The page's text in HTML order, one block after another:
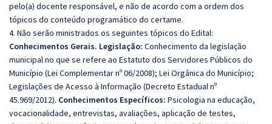
pelo(a) docente responsável, e não de acordo com a ordem dos
tópicos do conteúdo programático do certame.
4. Não serão ministrados os seguintes tópicos do Edital:
Conhecimentos Gerais. Legislação: Conhecimento da legislação
municipal no que se refere ao Estatuto dos Servidores Públicos do
Município (Lei Complementar nº 06/2008); Lei Orgânica do Município;
Legislações de Acesso à Informação (Decreto Estadual nº
45.969/2012). Conhecimentos Específicos: Psicologia na educação,
vocacionalidade, entrevistas, avaliações, aplicação de testes,